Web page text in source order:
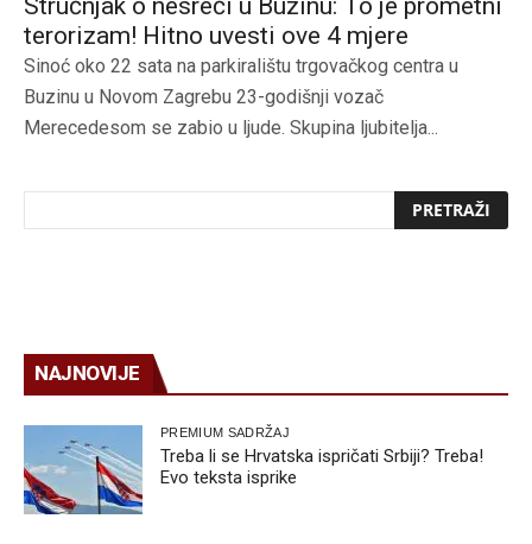
Stručnjak o nesreći u Buzinu: To je prometni
terorizam! Hitno uvesti ove 4 mjere
Sinoć oko 22 sata na parkiralištu trgovačkog centra u
Buzinu u Novom Zagrebu 23-godišnji vozač
Merecedesom se zabio u ljude. Skupina ljubitelja...
NAJNOVIJE
PREMIUM SADRŽAJ
Treba li se Hrvatska ispričati Srbiji? Treba!
Evo teksta isprike